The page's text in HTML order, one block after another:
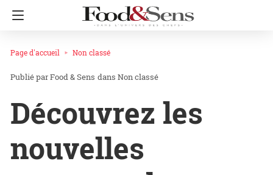
Page d'accueil Non classé
Food & Sens dans Non classé
Découvrez les
nouvelles